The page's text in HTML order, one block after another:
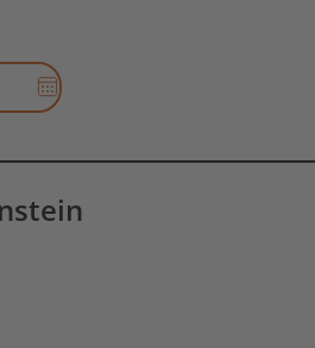
Datums-
Auswahl
End-
öffnen